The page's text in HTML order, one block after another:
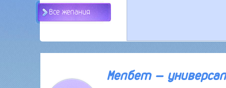
Все желания
Мелбет —